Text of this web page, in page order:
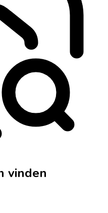
vinden